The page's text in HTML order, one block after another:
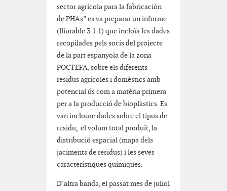
sector agrícola para la fabricación
de PHAs” es va preparar un informe
(lliurable 3.1.1) que incloïa les dades
recopilades pels socis del projecte
de la part espanyola de la zona
POCTEFA, sobre els diferents
residus agrícoles i domèstics amb
potencial ús com a matèria primera
per a la producció de bioplàstics. Es
van incloure dades sobre el tipus de
residu, el volum total produït, la
distribució espacial (mapa dels
jaciments de residus) i les seves
característiques químiques.
D’altra banda, el passat mes de juliol